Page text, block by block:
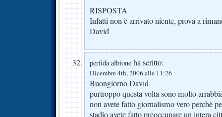
RISPOSTA
Infatti non è arrivato niente, prova a
David
perfida albione ha scritto:
Dicembre 4th, 2006 alle 11:26
Buongiorno David
purtroppo questa volta sono molto
non avete fatto giornalismo vero perchè
stadio avete fatto preoccupare un intera